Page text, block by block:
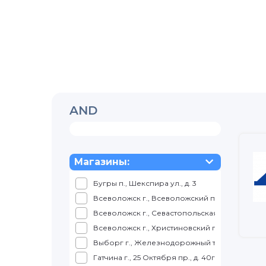
AND
Магазины:
Бугры п., Шекспира ул., д. 3
Всеволожск г., Всеволожский пр., д. 57
Всеволожск г., Севастопольская ул., д. 2, корп.
Всеволожск г., Христиновский пр., д. 26
Выборг г., Железнодорожный т., д. 4, ТРК
Гатчина г., 25 Октября пр., д. 40г, корп. 1